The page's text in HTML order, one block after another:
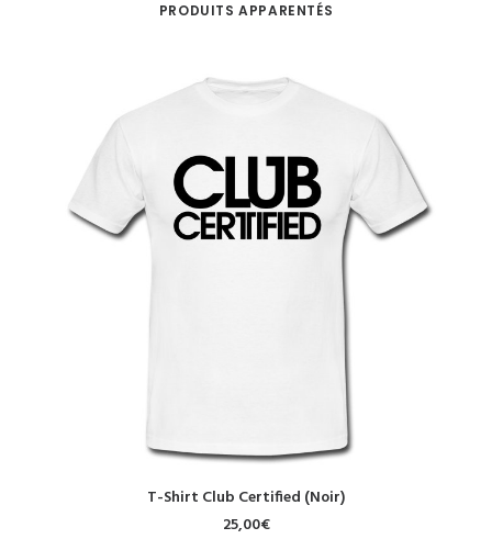
PRODUITS APPARENTÉS
CHOIX DES OPTIONS
T-Shirt Club Certified (Noir)
25,00€